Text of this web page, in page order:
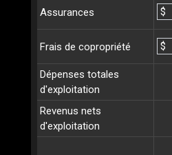
Assurances $
Frais de copropriété $
Dépenses totales
d'exploitation
Revenus nets
d'exploitation